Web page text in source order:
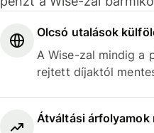
Olcsó utalások
A Wise-zal mindig a
rejtett díjaktól
Átváltási árfolyamok